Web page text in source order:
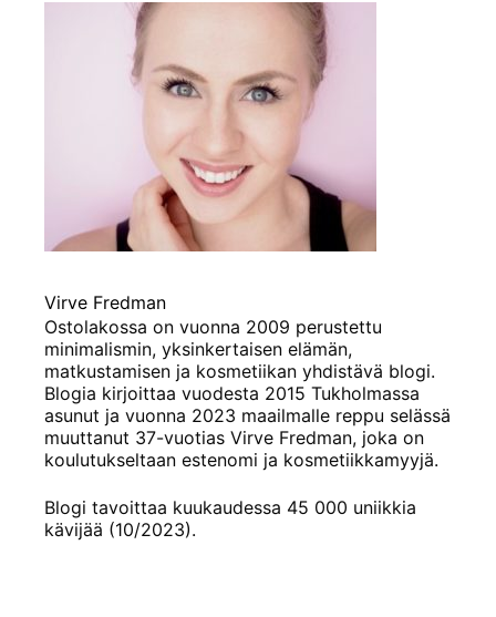
Virve Fredman
Ostolakossa on vuonna 2009 perustettu
minimalismin, yksinkertaisen elämän,
matkustamisen ja kosmetiikan yhdistävä blogi.
Blogia kirjoittaa vuodesta 2015 Tukholmassa
asunut ja vuonna 2023 maailmalle reppu selässä
muuttanut 37-vuotias Virve Fredman, joka on
koulutukseltaan estenomi ja kosmetiikkamyyjä.
Blogi tavoittaa kuukaudessa 45 000 uniikkia
kävijää (10/2023).